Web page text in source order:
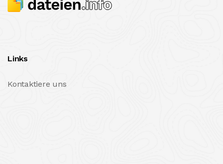
Links
Kontaktiere uns